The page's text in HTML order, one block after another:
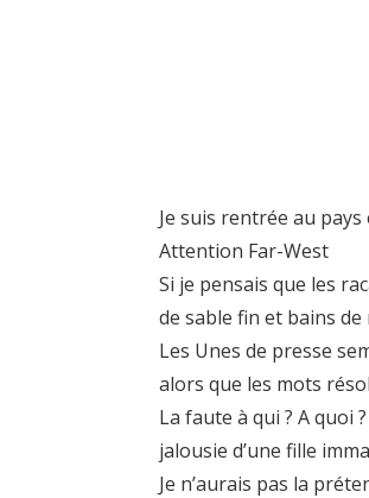
Je suis rentrée au
Attention Far-West
Si je pensais que les
de sable fin et bains
Les Unes de presse
alors que les mots
La faute à qui ? A quoi
jalousie d’une fille
Je n’aurais pas la